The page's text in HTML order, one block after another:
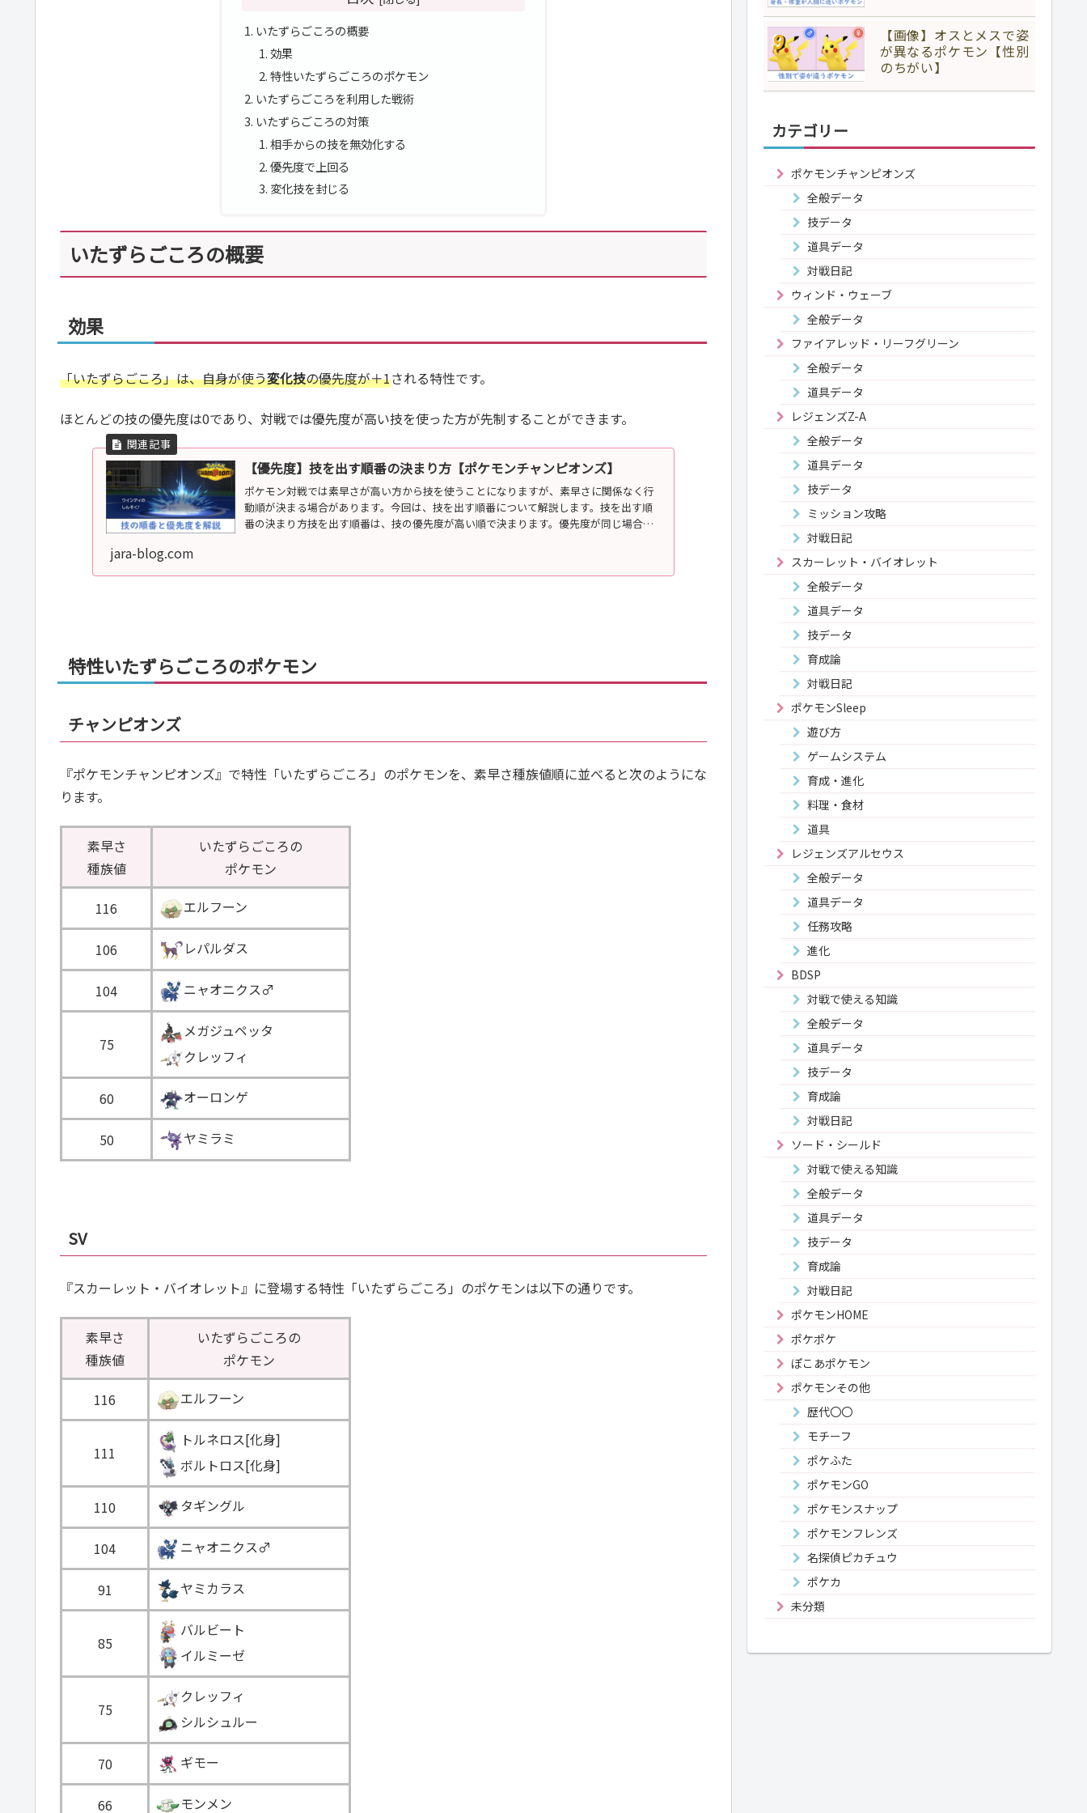
いたずらごころの概要
効果
特性いたずらごころのポケモン
いたずらごころを利用した戦術
いたずらごころの対策
相手からの技を無効化する
優先度で上回る
変化技を封じる
いたずらごころの概要
効果
「いたずらごころ」は、自身が使う変化技の優先度が＋1される特性です。
ほとんどの技の優先度は0であり、対戦では優先度が高い技を使った方が先制することができます。
【優先度】技を出す順番の決まり方【ポケモンチャンピオンズ】
ポケモン対戦では素早さが高い方から技を使うことになりますが、素早さに関係なく行
動順が決まる場合があります。今回は、技を出す順番について解説します。技を出す順
番の決まり方技を出す順番は、技の優先度が高い順で決まります。優先度が同じ場合は
jara-blog.com
特性いたずらごころのポケモン
チャンピオンズ
『ポケモンチャンピオンズ』で特性「いたずらごころ」のポケモンを、素早さ種族値順に並べると次のようにな
ります。
素早さ
種族値
いたずらごころの
ポケモン
116 エルフーン
106 レパルダス
104 ニャオニクス♂
75
メガジュペッタ
クレッフィ
60 オーロンゲ
50 ヤミラミ
SV
『スカーレット・バイオレット』に登場する特性「いたずらごころ」のポケモンは以下の通りです。
素早さ
種族値
いたずらごころの
ポケモン
116 エルフーン
111
トルネロス[化身]
ボルトロス[化身]
110 タギングル
104 ニャオニクス♂
91 ヤミカラス
85
バルビート
イルミーゼ
75
クレッフィ
シルシュルー
70 ギモー
66 モンメン
【画像】オスとメスで姿
が異なるポケモン【性別
のちがい】
カテゴリー
ポケモンチャンピオンズ
全般データ
技データ
道具データ
対戦日記
ウィンド・ウェーブ
全般データ
ファイアレッド・リーフグリーン
全般データ
道具データ
レジェンズZ-A
全般データ
道具データ
技データ
ミッション攻略
対戦日記
スカーレット・バイオレット
全般データ
道具データ
技データ
育成論
対戦日記
ポケモンSleep
遊び方
ゲームシステム
育成・進化
料理・食材
道具
レジェンズアルセウス
全般データ
道具データ
任務攻略
進化
BDSP
対戦で使える知識
全般データ
道具データ
技データ
育成論
対戦日記
ソード・シールド
対戦で使える知識
全般データ
道具データ
技データ
育成論
対戦日記
ポケモンHOME
ポケポケ
ぽこあポケモン
ポケモンその他
歴代〇〇
モチーフ
ポケふた
ポケモンGO
ポケモンスナップ
ポケモンフレンズ
名探偵ピカチュウ
ポケカ
未分類